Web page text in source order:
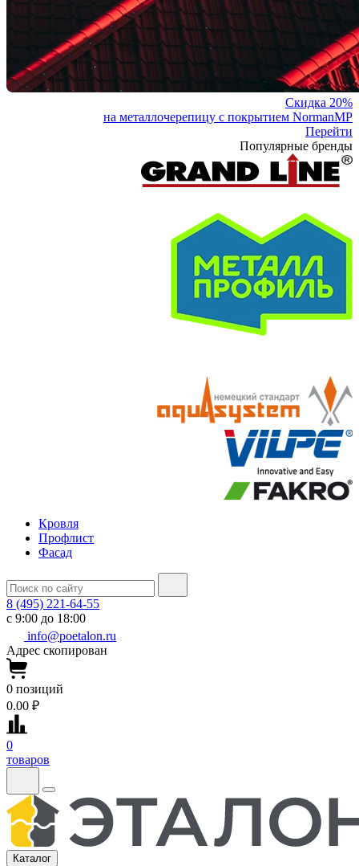
Скидка 20%
на металлочерепицу с покрытием NormanMP
Перейти
Популярные бренды
Кровля
Профлист
Фасад
8 (495) 221-64-55
с 9:00 до 18:00
info@poetalon.ru
Адрес скопирован
0 позиций
0.00 ₽
0
товаров
Каталог